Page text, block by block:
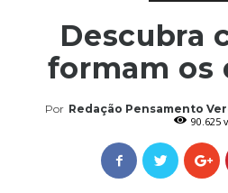
Descubra
formam os
Por Redação Pensamento
90.625